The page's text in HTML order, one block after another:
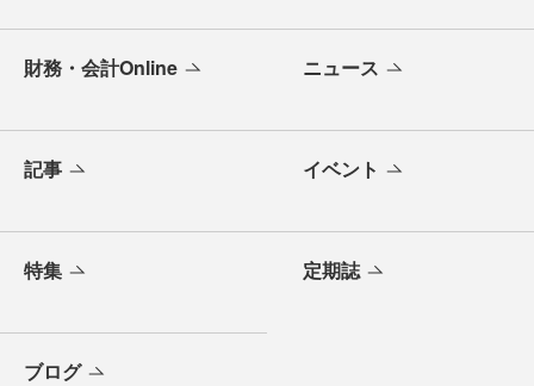
財務・会計Online ニュース
記事 イベント
特集 定期誌
ブログ